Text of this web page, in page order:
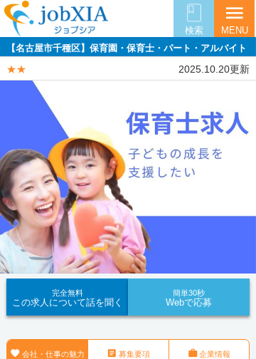
検索
menu
MENU
【名古屋市千種区】保育園・保育士・パート・アルバイト
★★ 2025.10.20更新
完全無料
この求人について話を聞く
簡単30秒
Webで応募
 会社・仕事の魅力  募集要項 企業情報